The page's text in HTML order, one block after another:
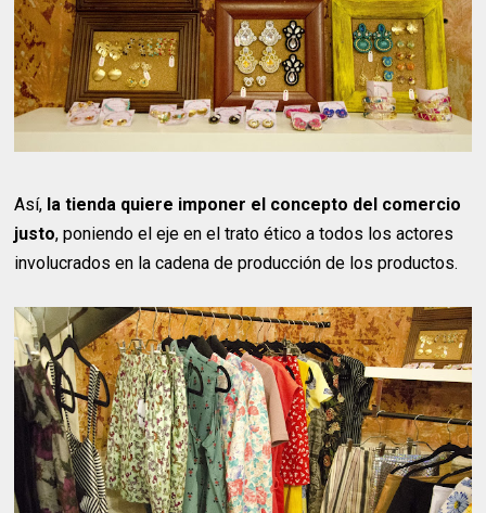
Así, la tienda quiere imponer el concepto del comercio
justo, poniendo el eje en el trato ético a todos los actores
involucrados en la cadena de producción de los productos.